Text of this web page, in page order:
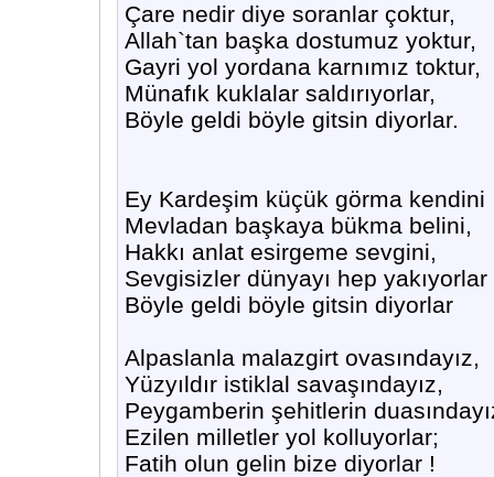
Çare nedir diye soranlar çoktur,
Allah`tan başka dostumuz yoktur,
Gayri yol yordana karnımız toktur,
Münafık kuklalar saldırıyorlar,
Böyle geldi böyle gitsin diyorlar.
Ey Kardeşim küçük görma kendini
Mevladan başkaya bükma belini,
Hakkı anlat esirgeme sevgini,
Sevgisizler dünyayı hep yakıyorlar
Böyle geldi böyle gitsin diyorlar
Alpaslanla malazgirt ovasındayız,
Yüzyıldır istiklal savaşındayız,
Peygamberin şehitlerin
Ezilen milletler yol kolluyorlar;
Fatih olun gelin bize diyorlar !